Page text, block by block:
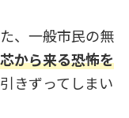
、一般市民の無
から来る恐怖を
きずってしまい